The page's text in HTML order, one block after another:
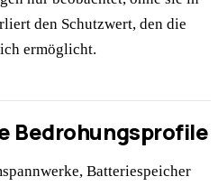
den Schutzwert, den die
ermöglicht.
Bedrohungsprofile
Batteriespeicher